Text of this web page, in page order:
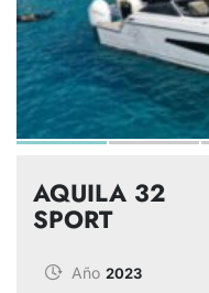
AQUILA 32
SPORT
Año 2023